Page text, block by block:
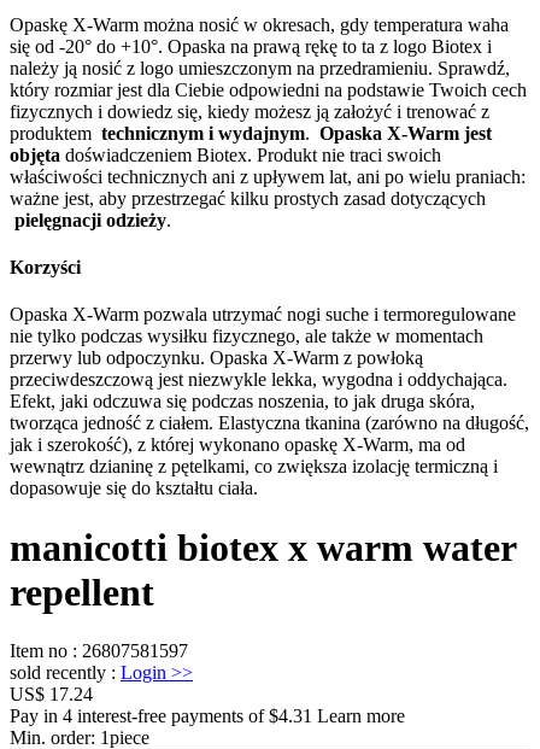
Opaskę X-Warm można nosić w okresach, gdy temperatura waha
się od -20° do +10°. Opaska na prawą rękę to ta z logo Biotex i
należy ją nosić z logo umieszczonym na przedramieniu. Sprawdź,
który rozmiar jest dla Ciebie odpowiedni na podstawie Twoich cech
fizycznych i dowiedz się, kiedy możesz ją założyć i trenować z
produktem technicznym i wydajnym. Opaska X-Warm jest
objęta doświadczeniem Biotex. Produkt nie traci swoich
właściwości technicznych ani z upływem lat, ani po wielu praniach:
ważne jest, aby przestrzegać kilku prostych zasad dotyczących
pielęgnacji odzieży.
Korzyści
Opaska X-Warm pozwala utrzymać nogi suche i termoregulowane
nie tylko podczas wysiłku fizycznego, ale także w momentach
przerwy lub odpoczynku. Opaska X-Warm z powłoką
przeciwdeszczową jest niezwykle lekka, wygodna i oddychająca.
Efekt, jaki odczuwa się podczas noszenia, to jak druga skóra,
tworząca jedność z ciałem. Elastyczna tkanina (zarówno na długość,
jak i szerokość), z której wykonano opaskę X-Warm, ma od
wewnątrz dzianinę z pętelkami, co zwiększa izolację termiczną i
dopasowuje się do kształtu ciała.
manicotti biotex x warm water
repellent
Item no : 26807581597
sold recently : Login >>
US$ 17.24
Pay in 4 interest-free payments of $4.31 Learn more
Min. order: 1piece